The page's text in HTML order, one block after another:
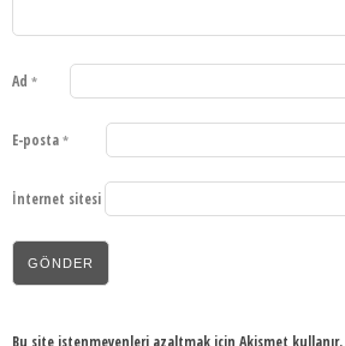
Ad *
E-posta *
İnternet sitesi
Bu site istenmeyenleri azaltmak için Akismet kullanır.